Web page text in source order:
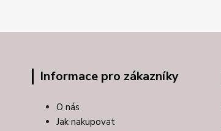
Informace pro zákazníky
O nás
Jak nakupovat